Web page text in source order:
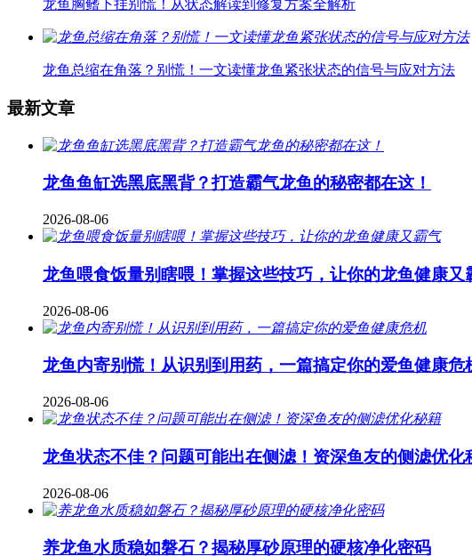
龙鱼胸鳍下挂别慌！从状态解读到修复方案全解析
龙鱼总缩在角落？别慌！一文读懂龙鱼紧张状态的信号与应对方法
最新文章
龙鱼鱼缸选黑底黑背？打造霸气龙鱼的秘密都在这！
2026-08-06
龙鱼喂食饭量别瞎喂！掌握这些技巧，让你的龙鱼健康又
2026-08-06
龙鱼内寄别慌！从识别到用药，一篇搞定你的爱鱼健康危
2026-08-06
龙鱼状态不佳？问题可能出在侧滤！资深鱼友的侧滤优化
2026-08-06
养龙鱼水质稳如磐石？揭秘厚砂原理的硬核净化密码